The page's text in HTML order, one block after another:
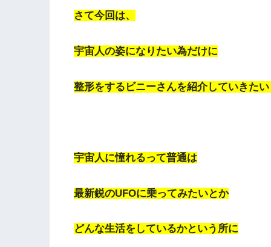
さて今回は、
宇宙人の姿になりたい為だけに
整形をするビニーさんを紹介していきた
宇宙人に憧れるって普通は
最新鋭のUFOに乗ってみたいとか
どんな生活をしているかという所に